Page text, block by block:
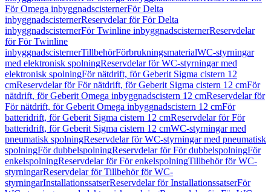
För Omega inbyggnadscisternerFör Delta
inbyggnadscisternerReservdelar för För Delta
inbyggnadscisternerFör Twinline inbyggnadscisternerReservdelar
för För Twinline
inbyggnadscisternerTillbehörFörbrukningsmaterialWC-styrningar
med elektronisk spolningReservdelar för WC-styrningar med
elektronisk spolningFör nätdrift, för Geberit Sigma cistern 12
cmReservdelar för För nätdrift, för Geberit Sigma cistern 12 cmFör
nätdrift, för Geberit Omega inbyggnadscistern 12 cmReservdelar för
För nätdrift, för Geberit Omega inbyggnadscistern 12 cmFör
batteridrift, för Geberit Sigma cistern 12 cmReservdelar för För
batteridrift, för Geberit Sigma cistern 12 cmWC-styrningar med
pneumatisk spolningReservdelar för WC-styrningar med pneumatisk
spolningFör dubbelspolningReservdelar för För dubbelspolningFör
enkelspolningReservdelar för För enkelspolningTillbehör för WC-
styrningarReservdelar för Tillbehör för WC-
styrningarInstallationssatserReservdelar för InstallationssatserFör